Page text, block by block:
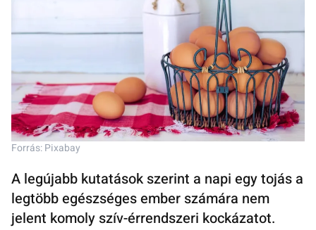
Forrás: Pixabay
A legújabb kutatások szerint a napi egy tojás a
legtöbb egészséges ember számára nem
jelent komoly szív-érrendszeri kockázatot.